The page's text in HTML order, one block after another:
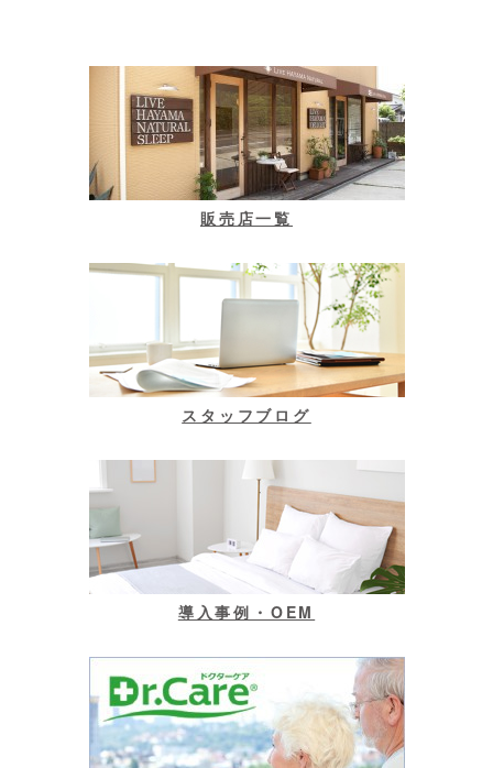
販売店一覧
スタッフブログ
導入事例・OEM